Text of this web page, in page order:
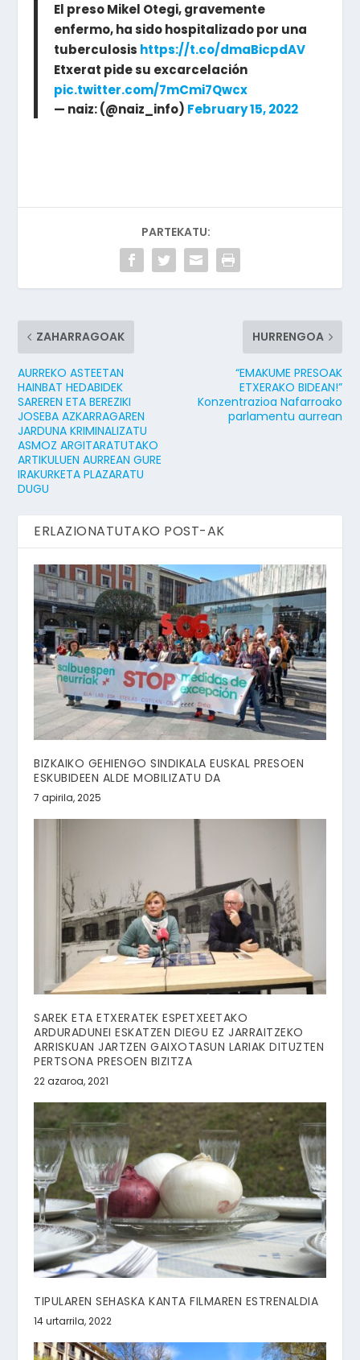
El preso Mikel Otegi, gravemente
enfermo, ha sido hospitalizado por una
tuberculosis https://t.co/dmaBicpdAV
Etxerat pide su excarcelación
pic.twitter.com/7mCmi7Qwcx
— naiz: (@naiz_info) February 15, 2022
PARTEKATU:
ZAHARRAGOAK
AURREKO ASTEETAN
HAINBAT HEDABIDEK
SAREREN ETA BEREZIKI
JOSEBA AZKARRAGAREN
JARDUNA KRIMINALIZATU
ASMOZ ARGITARATUTAKO
ARTIKULUEN AURREAN GURE
IRAKURKETA PLAZARATU
DUGU
HURRENGOA
“EMAKUME PRESOAK
ETXERAKO BIDEAN!”
Konzentrazioa Nafarroako
parlamentu aurrean
ERLAZIONATUTAKO POST-AK
BIZKAIKO GEHIENGO SINDIKALA EUSKAL PRESOEN
ESKUBIDEEN ALDE MOBILIZATU DA
7 apirila, 2025
SAREK ETA ETXERATEK ESPETXEETAKO
ARDURADUNEI ESKATZEN DIEGU EZ JARRAITZEKO
ARRISKUAN JARTZEN GAIXOTASUN LARIAK DITUZTEN
PERTSONA PRESOEN BIZITZA
22 azaroa, 2021
TIPULAREN SEHASKA KANTA FILMAREN ESTRENALDIA
14 urtarrila, 2022